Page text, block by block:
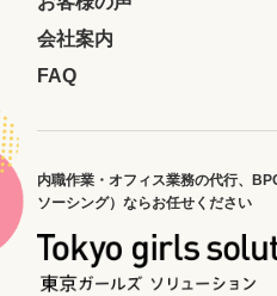
会社案内
FAQ
内職作業・オフィス業務の代行、
ソーシング）ならお任せください